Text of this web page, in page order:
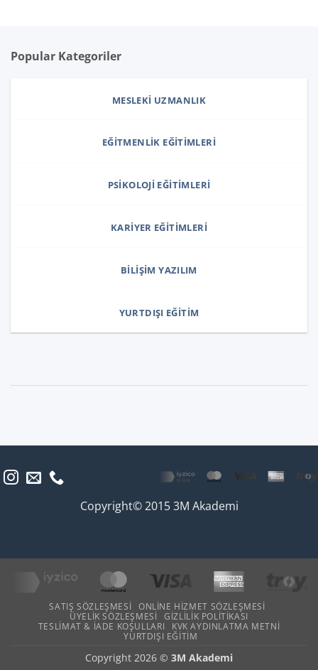
Popular Kategoriler
MESLEKI UZMANLIK
EĞITMENLIK EĞITIMLERI
PSIKOLOJI EĞITIMLERI
KARIYER EĞITIMLERI
BILIŞIM YAZILIM
YURTDIŞI EĞITIM
Copyright© 2015 3M Akademi
SATIŞ SÖZLEŞMESI
ONLINE HIZMET SÖZLEŞMESI
ÜYELIK SÖZLEŞMESI
GIZLILIK POLITIKASI
TESLIMAT & İADE KOŞULLARI
KVK AYDINLATMA METNI
YURTDIŞI EĞITIM
Copyright 2026 © 3M Akademi